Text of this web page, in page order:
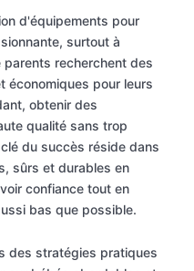
d'équipements pour
surtout à
recherchent des
économiques pour leurs
obtenir des
qualité sans trop
du succès réside dans
sûrs et durables en
confiance tout en
bas que possible.
des stratégies pratiques